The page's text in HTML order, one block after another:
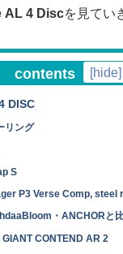
AL 4 Discを見てい
contents [hide]
DISC
リング
S
P3 Verse Comp, steel
・ANCHORと
GIANT CONTEND AR 2